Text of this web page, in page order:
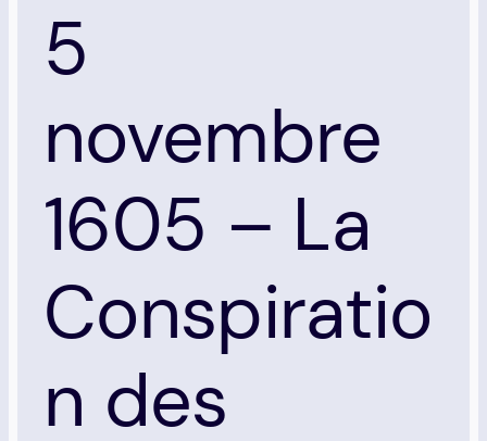
5
novembre
1605 – La
Conspiratio
n des